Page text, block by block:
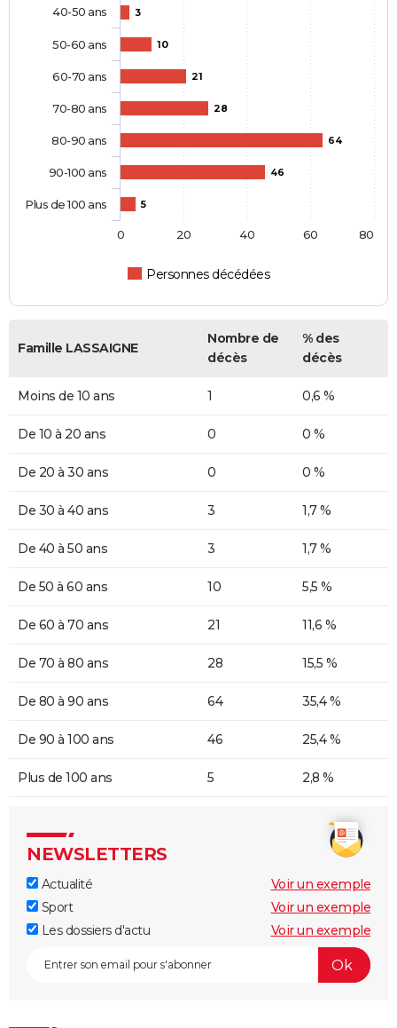
3
10
21
28
64
46
5
Personnes décédées
40-50 ans
50-60 ans
60-70 ans
70-80 ans
80-90 ans
90-100 ans
Plus de 100 ans
0 20 40 60 80
Famille LASSAIGNE
Nombre de
décès
% des
décès
Moins de 10 ans 1 0,6 %
De 10 à 20 ans 0 0 %
De 20 à 30 ans 0 0 %
De 30 à 40 ans 3 1,7 %
De 40 à 50 ans 3 1,7 %
De 50 à 60 ans 10 5,5 %
De 60 à 70 ans 21 11,6 %
De 70 à 80 ans 28 15,5 %
De 80 à 90 ans 64 35,4 %
De 90 à 100 ans 46 25,4 %
Plus de 100 ans 5 2,8 %
NEWSLETTERS
Actualité
Voir un exemple
Sport
Voir un exemple
Les dossiers d'actu
Voir un exemple